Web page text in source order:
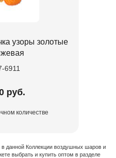
узоры золотые
6911
руб.
количестве
данной Коллекции воздушных шаров и
выбрать и купить оптом в разделе